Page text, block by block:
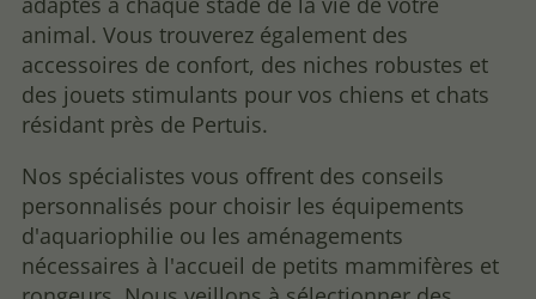
animal. Vous trouverez également des
accessoires de confort, des niches robustes et
des jouets stimulants pour vos chiens et chats
résidant près de Pertuis.
Nos spécialistes vous offrent des conseils
personnalisés pour choisir les équipements
d'aquariophilie ou les aménagements
nécessaires à l'accueil de petits mammifères et